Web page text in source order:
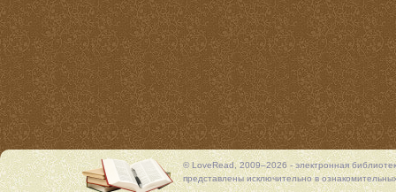
© LoveRead, 2009–2026 - электронная
представлены исключительно в